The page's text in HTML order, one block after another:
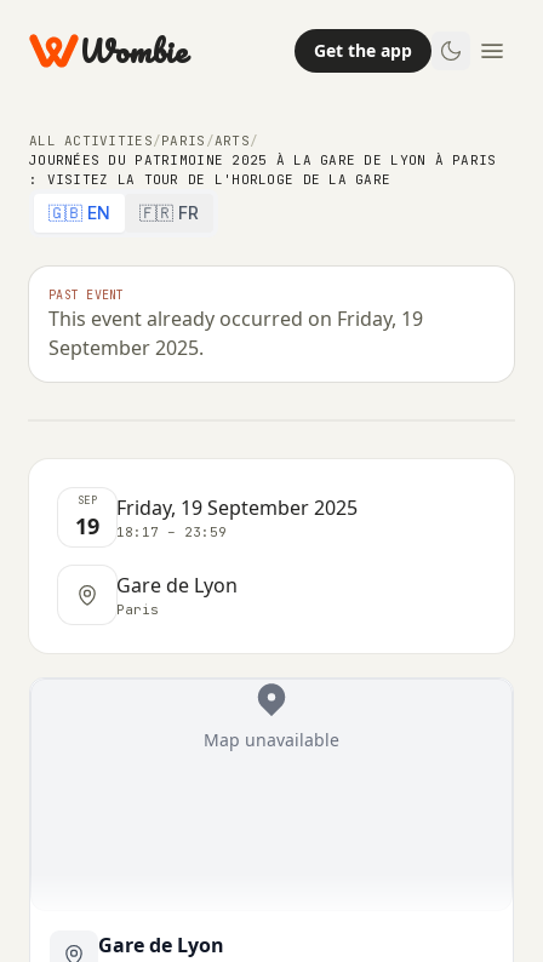
Wombie Get the app
ALL ACTIVITIES/PARIS /ARTS/
JOURNÉES DU PATRIMOINE 2025 À LA GARE DE LYON À PARIS
: VISITEZ LA TOUR DE L'HORLOGE DE LA GARE
🇬🇧 EN 🇫🇷 FR
PAST EVENT
This event already occurred on Friday, 19
September 2025.
ARTS
Journées du Patrimoine 2025 à la
Gare de Lyon à Paris : visitez la tour
de l'Horloge de la gare
FRIDAY, 19 SEPTEMBER 2025 · 18:17 – 23:59
SEP
19
Friday, 19 September 2025
18:17 – 23:59
Gare de Lyon
Paris
Map unavailable
Gare de Lyon